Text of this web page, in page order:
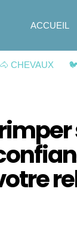
ACCUEIL
🐴 CHEVAUX